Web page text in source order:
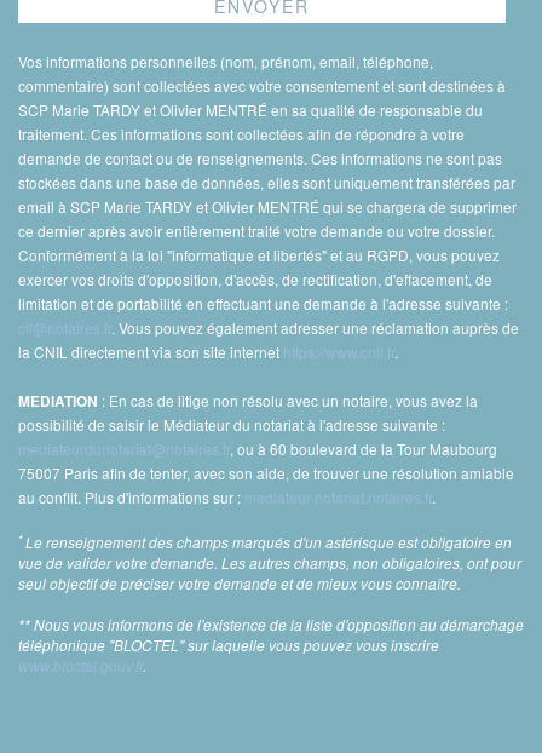
Vos informations personnelles (nom, prénom, email, téléphone,
commentaire) sont collectées avec votre consentement et sont destinées à
SCP Marie TARDY et Olivier MENTRÉ en sa qualité de responsable du
traitement. Ces informations sont collectées afin de répondre à votre
demande de contact ou de renseignements. Ces informations ne sont pas
stockées dans une base de données, elles sont uniquement transférées par
email à SCP Marie TARDY et Olivier MENTRÉ qui se chargera de supprimer
ce dernier après avoir entièrement traité votre demande ou votre dossier.
Conformément à la loi "informatique et libertés" et au RGPD, vous pouvez
exercer vos droits d'opposition, d'accès, de rectification, d'effacement, de
limitation et de portabilité en effectuant une demande à l'adresse suivante :
cil@notaires.fr. Vous pouvez également adresser une réclamation auprès de
la CNIL directement via son site internet https://www.cnil.fr.
MEDIATION : En cas de litige non résolu avec un notaire, vous avez la
possibilité de saisir le Médiateur du notariat à l'adresse suivante :
mediateurdunotariat@notaires.fr, ou à 60 boulevard de la Tour Maubourg
75007 Paris afin de tenter, avec son aide, de trouver une résolution amiable
au conflit. Plus d'informations sur : mediateur-notariat.notaires.fr.
*Le renseignement des champs marqués d'un astérisque est obligatoire en
vue de valider votre demande. Les autres champs, non obligatoires, ont pour
seul objectif de préciser votre demande et de mieux vous connaître.
** Nous vous informons de l'existence de la liste d'opposition au démarchage
téléphonique "BLOCTEL" sur laquelle vous pouvez vous inscrire
www.bloctel.gouv.fr.